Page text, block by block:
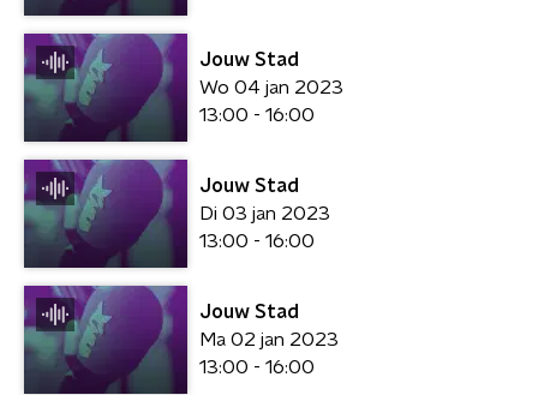
Jouw Stad
Wo 04 jan 2023
13:00 - 16:00
Jouw Stad
Di 03 jan 2023
13:00 - 16:00
Jouw Stad
Ma 02 jan 2023
13:00 - 16:00